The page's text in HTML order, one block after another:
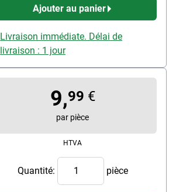
Ajouter au panier
Livraison immédiate. Délai de
livraison : 1 jour
9,99 €
par pièce
HTVA
Quantité: pièce